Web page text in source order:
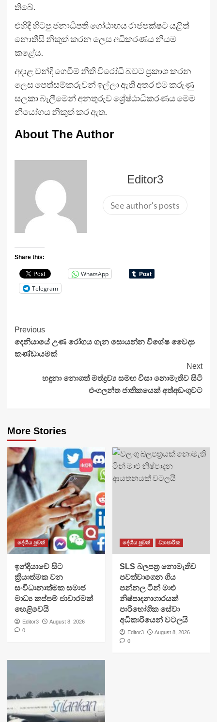
ති‌බේ.
එහිදී හිටපු ජනාධිපති ගෝඨාභය රාජපක්ෂට යළිත්
නොතීසි නිකුත් කරන ලෙස අධිකරණය නියම
කළේය.
අදාළ වන්දි ගෙවීම් නීති විරෝධී බවට ප්‍රකාශ කරන
ලෙස පෙත්සම්කරුවන් ඉල්ලා ඇති අතර එම කරුණු
සලකා බැලීමෙන් අනතුරුව ශ්‍රේෂ්ඨාධිකරණය මෙම
නියෝගය නිකුත් කර ඇත.
About The Author
Editor3
See author's posts
Share this:
WhatsApp
Telegram
Continue
Reading
Previous
දෙනියායේ උණ රෝගය ගැන සොයන්න විශේෂ වෛද්‍ය
කණ්ඩායමක්
Next
හඳුනා නොගත් මත්ද්‍රව්‍ය සමඟ විසා නොමැතිව සිටි
එංගලන්ත ජාතිකයෙක් අත්අඩංගුවට
More Stories
දේශීය පුවත්
​ඉන්දියාවේ සිට
ක්‍රියාත්මක වන
සංවිධානාත්මක සමාජ
මාධ්‍ය කප්පම් ජාවාරමක්
හෙළිවෙයි
Editor3
August 8, 2026
0
දේශීය පුවත් ව්‍යාපාරික
SLS බලපත්‍ර නොමැතිව
පවත්වාගෙන ගිය
පන්නල ටින් මාළු
නිෂ්පාදනාගාරයක්
පාරිභෝගික සේවා
අධිකාරියෙන් වටලයි
Editor3
August 8, 2026
0